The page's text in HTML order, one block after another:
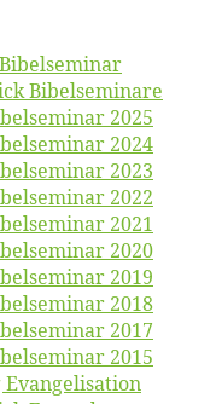
Bibelseminare
2025
2024
2023
2022
2021
2020
2019
2018
2017
2015